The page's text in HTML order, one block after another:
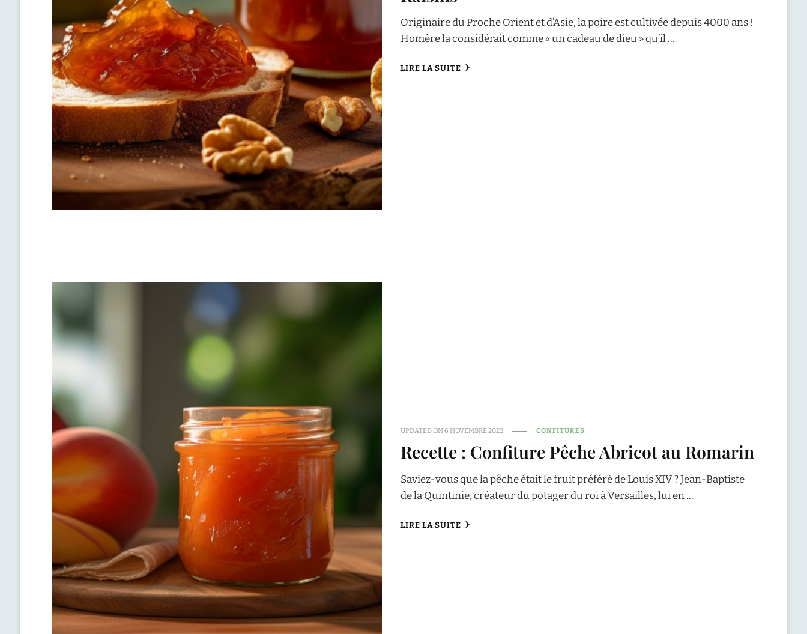
Originaire du Proche Orient et d’Asie, la poire est cultivée depuis 4000 ans !
Homère la considérait comme « un cadeau de dieu » qu’il …
LIRE LA SUITE
UPDATED ON6 NOVEMBRE 2023 CONFITURES
Recette : Confiture Pêche Abricot au Romarin
Saviez-vous que la pêche était le fruit préféré de Louis XIV ? Jean-Baptiste
de la Quintinie, créateur du potager du roi à Versailles, lui en …
LIRE LA SUITE